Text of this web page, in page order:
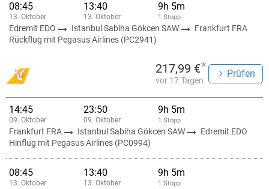
08:45
13. Oktober
13:40
13. Oktober
9h 5m
1 Stopp
Edremit EDO Istanbul Sabiha Gökcen SAW
Frankfurt FRA
Rückflug mit Pegasus Airlines (PC2941)
217,99 €*
vor 17 Tagen
Prüfen
14:45
09. Oktober
23:50
09. Oktober
9h 5m
1 Stopp
Frankfurt FRA Istanbul Sabiha Gökcen SAW
Edremit EDO
Hinflug mit Pegasus Airlines (PC0994)
08:45
13. Oktober
13:40
13. Oktober
9h 5m
1 Stopp